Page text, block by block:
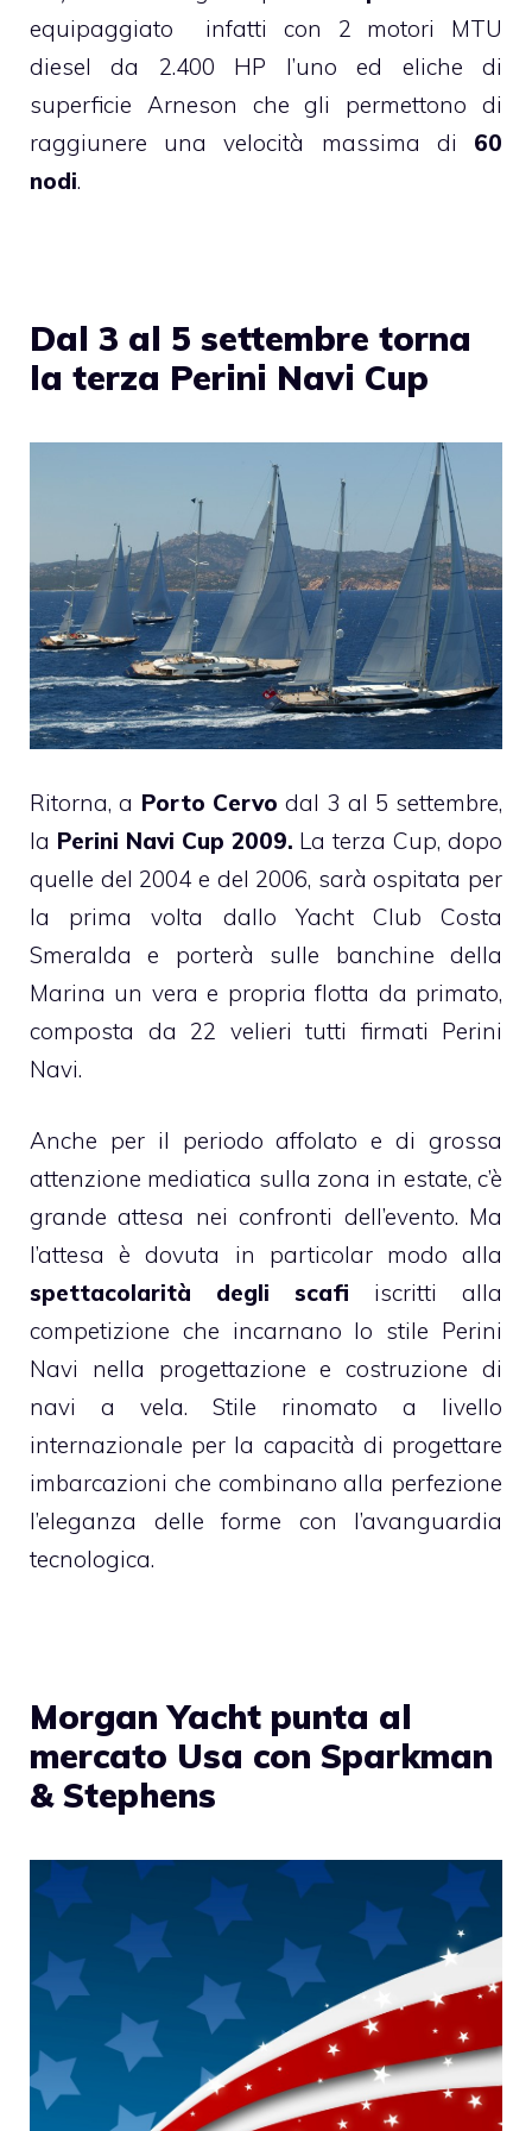
equipaggiato infatti con 2 motori MTU
diesel da 2.400 HP l’uno ed eliche di
superficie Arneson che gli permettono di
raggiunere una velocità massima di 60
nodi.
Dal 3 al 5 settembre torna
la terza Perini Navi Cup
Ritorna, a Porto Cervo dal 3 al 5 settembre,
la Perini Navi Cup 2009. La terza Cup, dopo
quelle del 2004 e del 2006, sarà ospitata per
la prima volta dallo Yacht Club Costa
Smeralda e porterà sulle banchine della
Marina un vera e propria flotta da primato,
composta da 22 velieri tutti firmati Perini
Navi.
Anche per il periodo affolato e di grossa
attenzione mediatica sulla zona in estate, c’è
grande attesa nei confronti dell’evento. Ma
l’attesa è dovuta in particolar modo alla
spettacolarità degli scafi iscritti alla
competizione che incarnano lo stile Perini
Navi nella progettazione e costruzione di
navi a vela. Stile rinomato a livello
internazionale per la capacità di progettare
imbarcazioni che combinano alla perfezione
l’eleganza delle forme con l’avanguardia
tecnologica.
Morgan Yacht punta al
mercato Usa con Sparkman
& Stephens